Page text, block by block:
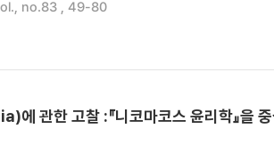
no.83 , 49-80
관한 고찰 :『니코마코스 윤리학』을